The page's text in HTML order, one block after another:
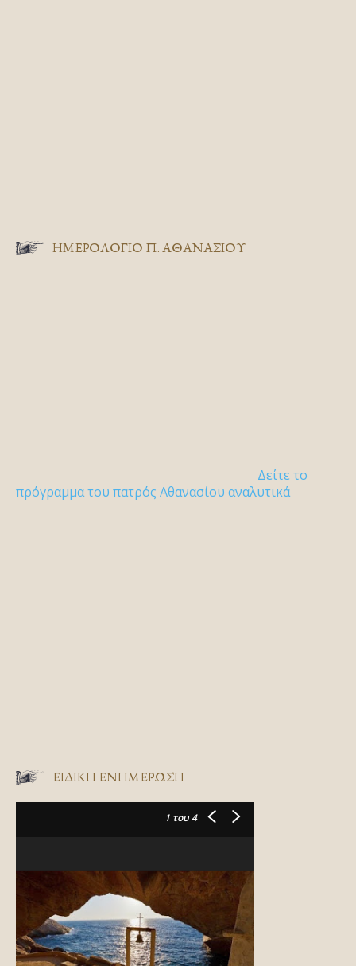
ΗΜΕΡΟΛΟΓΙΟ Π. ΑΘΑΝΑΣΙΟΥ
Δείτε το
πρόγραμμα του πατρός Αθανασίου αναλυτικά
ΕΙΔΙΚΉ ΕΝΗΜΈΡΩΣΗ
1 του 4